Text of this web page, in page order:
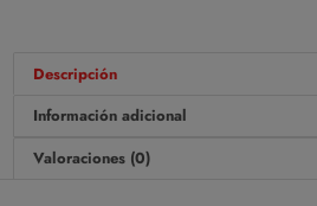
Descripción
Información adicional
Valoraciones (0)